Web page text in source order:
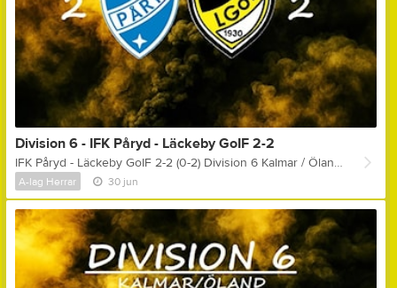
Division 6 - IFK Påryd - Läckeby GoIF 2-2
IFK Påryd - Läckeby GoIF 2-2 (0-2) Division 6 Kalmar / Öland Målskyttar: 0-1, (7) - Emil Blomqvist (Oskar Akinder) 0-2, (43) - Självmål 1-2, (49) - Felix Karlsson 2-2, (57) - Robert Allansson Gula kort: Adam Palmér, Olle Qvarnkullen, Oskar Feltendahl & Oskar Akinder Matchens lirare: Olle Karlsson Kommentar ifrån huvudtränare Anders Hagstedt: " - En godkänd första halvlek där vi rättvist leder med 0-2, har dessutom bud på ett mål till och då ska vi stänga matchen! Sen kommer Påryd ut taggade i andra och vi kommer inte igång tyvärr.. Sett över hela matchen, sett till målchanser, så är vi klart närmre vinsten, men just nu går det emot! I höst kan vi göra lite små saker annorlunda och ta mycket fler poäng! "
A-lag Herrar 30 jun